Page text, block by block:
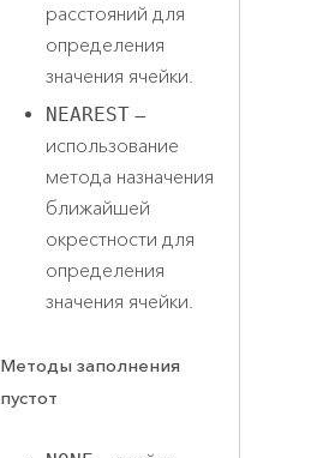
расстояний для
определения
значения ячейки.
NEAREST —
использование
метода назначения
ближайшей
окрестности для
определения
значения ячейки.
Методы заполнения
пустот